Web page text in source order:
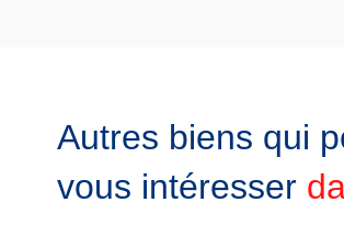
Autres biens qui
vous intéresser